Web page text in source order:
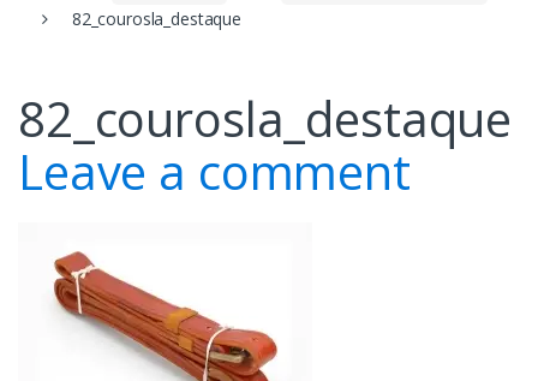
82_courosla_destaque
82_courosla_destaque
Leave a comment